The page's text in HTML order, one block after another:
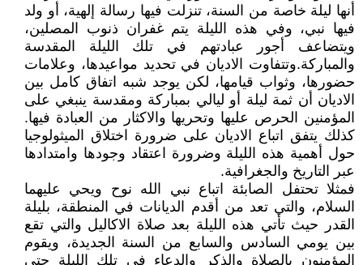
أنها ليلة خاصة من السنة، تنزلت فيها رسالة إلهية، أو ولد
فيها نبي، وفي هذه الليلة يتم غفران ذنوب المصلين،
ويتضاعف أجور عبادتهم في تلك الليلة المقدسة
والمباركة.وتتفاوت الاديان في تحديد مواعيدها، وعلامات
حضورها، وثواب قيامها، لكن يوجد شبه اتفاق كامل بين
الاديان أن ثمة ليلة أو ليالي بمباركة ومقدسة ينبغي على
المؤمنين الحرص عليها وتحريها والاكثار من العبادة فيها.
كذلك يتفق اتباع الاديان على ضرورة اختلاق الميثولوجيا
حول أهمية هذه الليلة وضرورة اعتقاد وجودها وامتدادها
عبر التاريخ والجغرافية.
فمثلا تحتفل الصابئة اتباع نبي الله نوح ويحي عليهما
السلام، والتي تعد من أقدم الديانات في المنطقة، بليلة
القدر حيث تأتي هذه الليلة بعد صلاة الاكاليل والتي تقع
بين يومي السادس والسابع من السنة الجديدة، ويقوم
المؤمنون بالصلاة والذكر والدعاء في تلك الليلة حتى